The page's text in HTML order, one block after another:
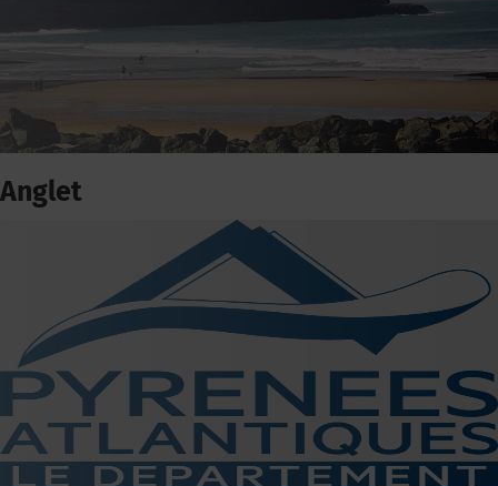
Anglet